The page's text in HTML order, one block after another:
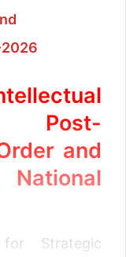
Post-
and
Strategic